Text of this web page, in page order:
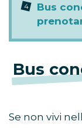
Bus
Bus
Se non vivi